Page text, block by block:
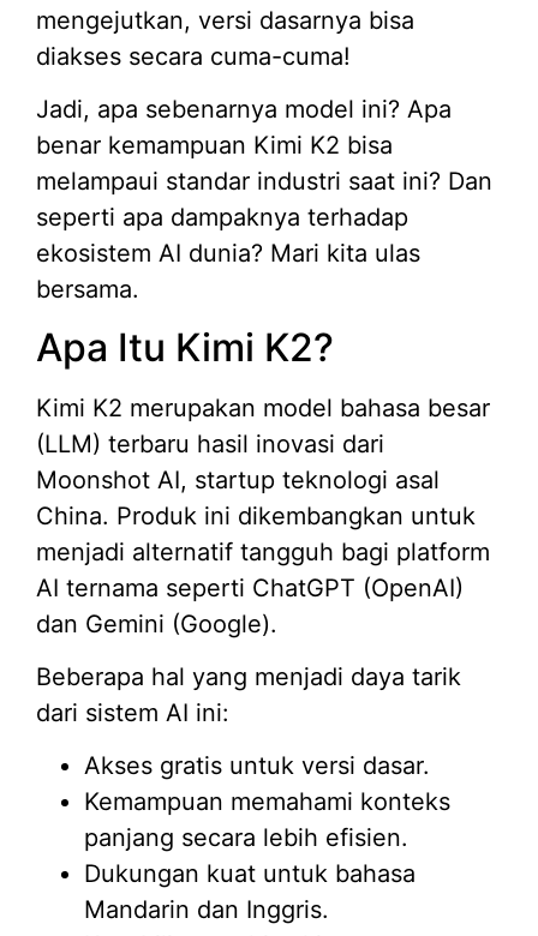
mengejutkan, versi dasarnya bisa
diakses secara cuma-cuma!
Jadi, apa sebenarnya model ini? Apa
benar kemampuan Kimi K2 bisa
melampaui standar industri saat ini? Dan
seperti apa dampaknya terhadap
ekosistem AI dunia? Mari kita ulas
bersama.
Apa Itu Kimi K2?
Kimi K2 merupakan model bahasa besar
(LLM) terbaru hasil inovasi dari
Moonshot AI, startup teknologi asal
China. Produk ini dikembangkan untuk
menjadi alternatif tangguh bagi platform
AI ternama seperti ChatGPT (OpenAI)
dan Gemini (Google).
Beberapa hal yang menjadi daya tarik
dari sistem AI ini:
Akses gratis untuk versi dasar.
Kemampuan memahami konteks
panjang secara lebih efisien.
Dukungan kuat untuk bahasa
Mandarin dan Inggris.